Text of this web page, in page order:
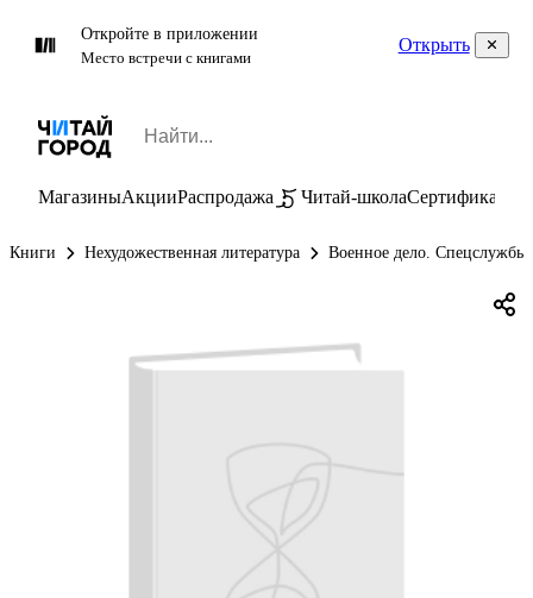
Откройте в приложении
Место встречи с книгами
Открыть
МагазиныАкцииРаспродажа Читай-школаСертификаты
Книги Нехудожественная литература Военное дело. Спецслужбы